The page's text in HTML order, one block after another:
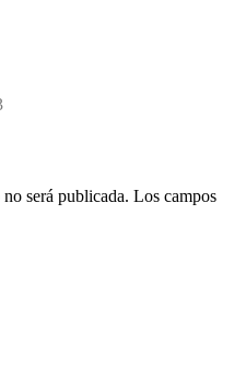
será publicada. Los campos